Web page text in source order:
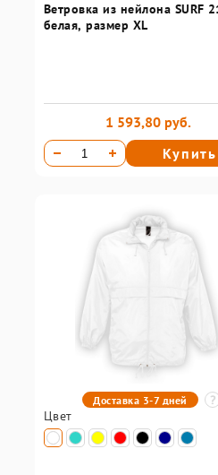
Ветровка из нейлона SURF
белая, размер XL
1 593,80 руб.
Купить
Доставка 3-7 дней
Цвет